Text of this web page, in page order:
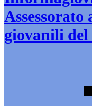
giovanili